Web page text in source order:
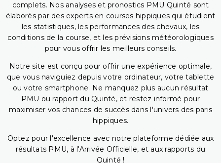
complets. Nos analyses et pronostics PMU Quinté sont
élaborés par des experts en courses hippiques qui étudient
les statistiques, les performances des chevaux, les
conditions de la course, et les prévisions météorologiques
pour vous offrir les meilleurs conseils.
Notre site est conçu pour offrir une expérience optimale,
que vous naviguiez depuis votre ordinateur, votre tablette
ou votre smartphone. Ne manquez plus aucun résultat
PMU ou rapport du Quinté, et restez informé pour
maximiser vos chances de succès dans l'univers des paris
hippiques.
Optez pour l'excellence avec notre plateforme dédiée aux
résultats PMU, à l'Arrivée Officielle, et aux rapports du
Quinté !